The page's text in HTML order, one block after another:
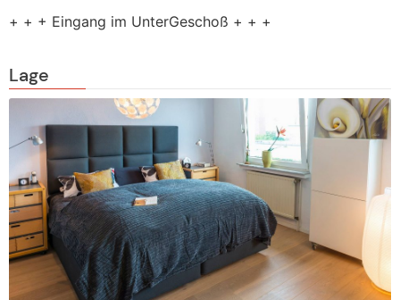
+ + + Eingang im UnterGeschoß + + +
Lage